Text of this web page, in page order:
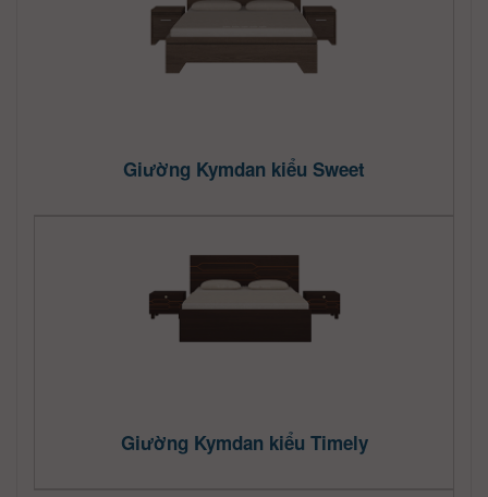
Giường Kymdan kiểu Sweet
Giường Kymdan kiểu Timely